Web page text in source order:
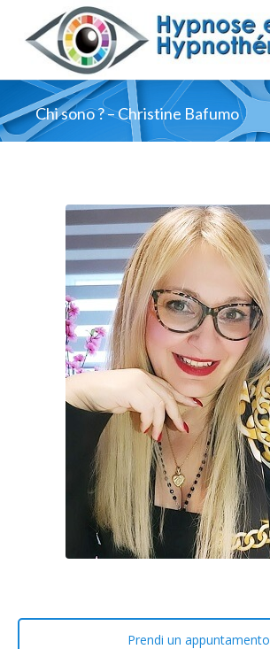
Chi sono ? – Christine Bafumo
Prendi un appuntamento